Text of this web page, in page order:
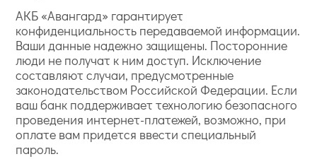
АКБ «Авангард» гарантирует
конфиденциальность передаваемой информации.
Ваши данные надежно защищены. Посторонние
люди не получат к ним доступ. Исключение
составляют случаи, предусмотренные
законодательством Российской Федерации. Если
ваш банк поддерживает технологию безопасного
проведения интернет-платежей, возможно, при
оплате вам придется ввести специальный
пароль.